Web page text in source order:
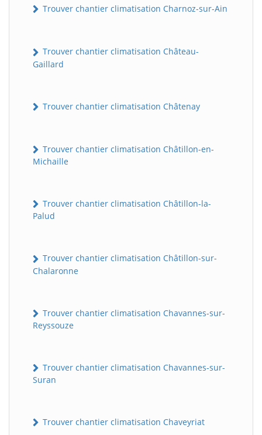
Trouver chantier climatisation Charnoz-sur-Ain
Trouver chantier climatisation Château-
Gaillard
Trouver chantier climatisation Châtenay
Trouver chantier climatisation Châtillon-en-
Michaille
Trouver chantier climatisation Châtillon-la-
Palud
Trouver chantier climatisation Châtillon-sur-
Chalaronne
Trouver chantier climatisation Chavannes-sur-
Reyssouze
Trouver chantier climatisation Chavannes-sur-
Suran
Trouver chantier climatisation Chaveyriat